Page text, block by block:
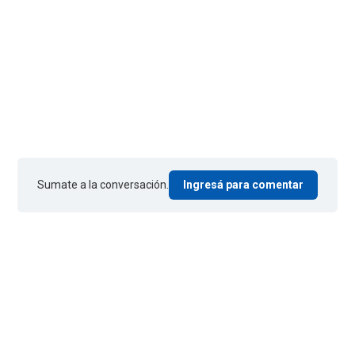
Sumate a la conversación. Ingresá para comentar